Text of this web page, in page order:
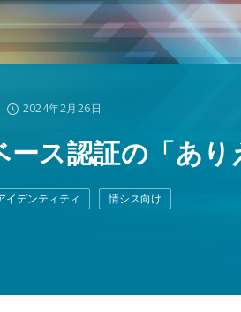
2024年2月26日
ース認証の「あ
イデンティティ 情シス向け